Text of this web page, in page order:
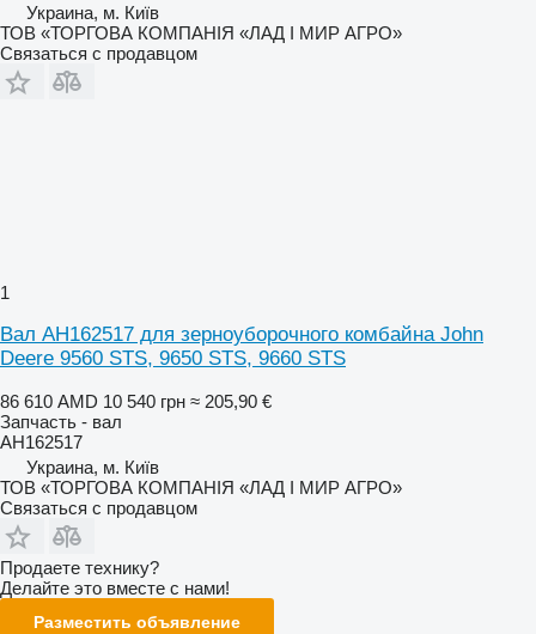
Украина, м. Київ
ТОВ «ТОРГОВА КОМПАНІЯ «ЛАД І МИР АГРО»
Связаться с продавцом
1
Вал AH162517 для зерноуборочного комбайна John
Deere 9560 STS, 9650 STS, 9660 STS
86 610 AMD 10 540 грн ≈ 205,90 €
Запчасть - вал
AH162517
Украина, м. Київ
ТОВ «ТОРГОВА КОМПАНІЯ «ЛАД І МИР АГРО»
Связаться с продавцом
Продаете технику?
Делайте это вместе с нами!
Разместить объявление